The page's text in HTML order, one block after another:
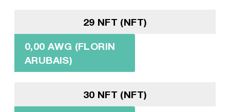
29 NFT (NFT)
0,00 AWG (FLORIN
ARUBAIS)
30 NFT (NFT)